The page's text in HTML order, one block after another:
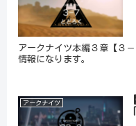
アークナイツ本編３章【３
情報になります。
アークナイツ